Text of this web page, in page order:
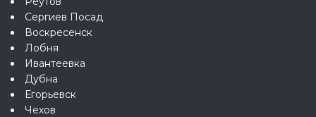
Сергиев Посад
Воскресенск
Лобня
Ивантеевка
Дубна
Егорьевск
Чехов